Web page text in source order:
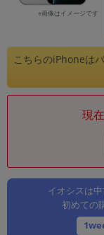
※画像はイメージです
こちらのiPhoneは
現
イオシスは
初めての
人気の検索ワード： Let's note
「スマートフォン」「タブレ
シリーズ
「iPhone」「Xperia」「
「Apple」「SONY」「SHARP
機能・特徴
商品の搭載機能による絞り込み
「5G対応」「防水」「ワンセ